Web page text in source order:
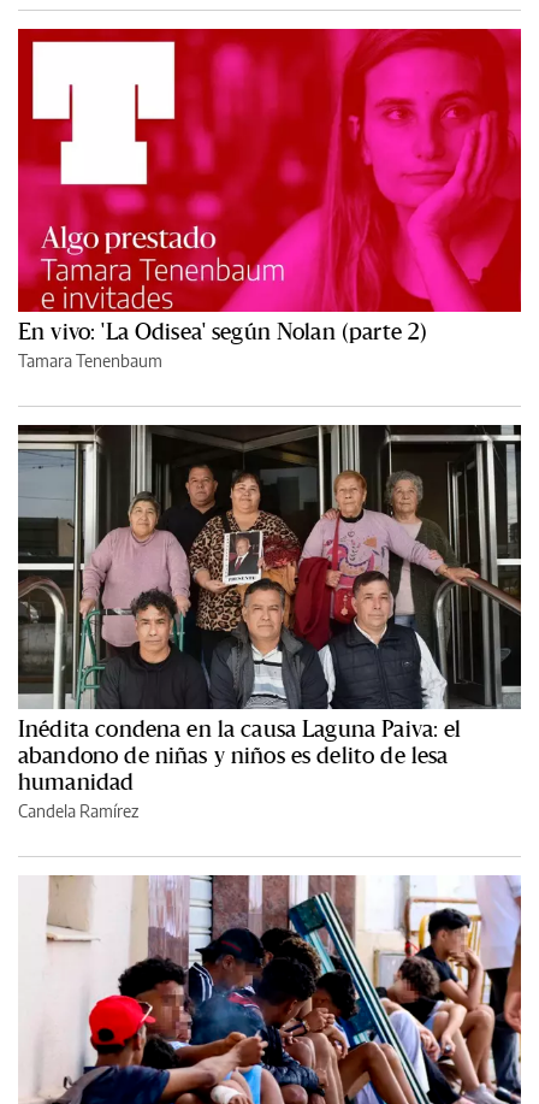
En vivo: 'La Odisea' según Nolan (parte 2)
Tamara Tenenbaum
Inédita condena en la causa Laguna Paiva: el
abandono de niñas y niños es delito de lesa
humanidad
Candela Ramírez